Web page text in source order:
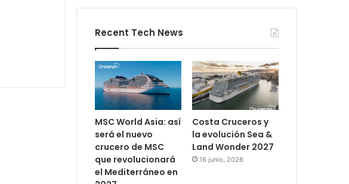
Recent Tech News
MSC World Asia: así
será el nuevo
crucero de MSC
que revolucionará
el Mediterráneo en
Costa Cruceros y
la evolución Sea &
Land Wonder 2027
16 junio, 2026